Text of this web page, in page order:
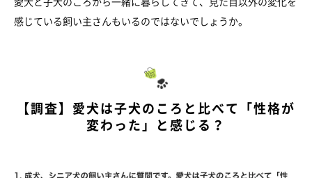
感じている飼い主さんもいるのではないでしょうか。
【調査】愛犬は子犬のころと比べて「性格が
変わった」と感じる？